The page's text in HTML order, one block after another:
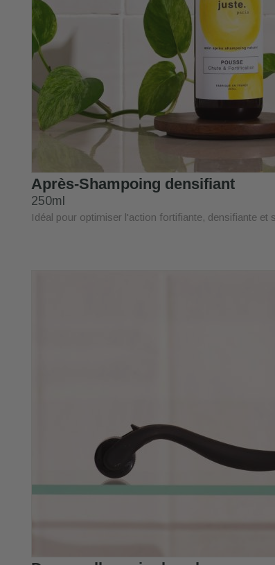
Après-Shampoing densifiant
250ml
Idéal pour optimiser l'action fortifiante, densifiante et